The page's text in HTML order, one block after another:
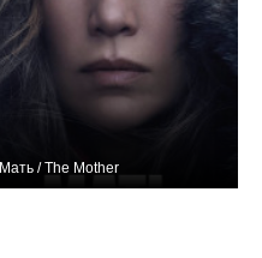
Мать / The Mother